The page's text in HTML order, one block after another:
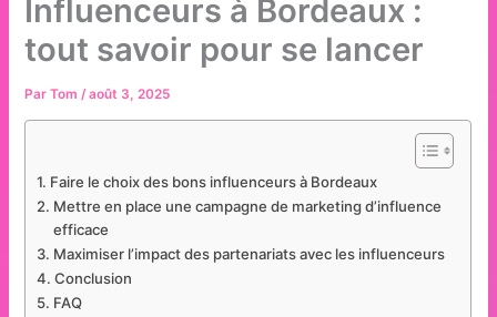
Influenceurs à Bordeaux :
tout savoir pour se lancer
ParTom /août 3, 2025
Faire le choix des bons influenceurs à Bordeaux
Mettre en place une campagne de marketing d’influence
efficace
Maximiser l’impact des partenariats avec les influenceurs
Conclusion
FAQ